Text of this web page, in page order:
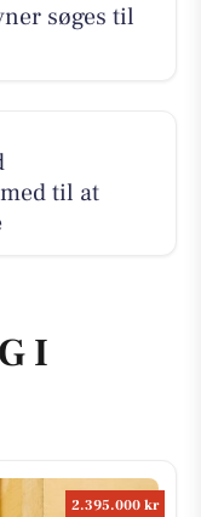
søges til
til at
I
2.395.000 kr